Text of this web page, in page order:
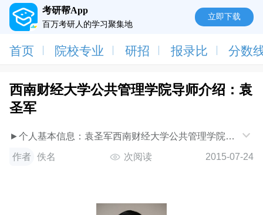
考研帮App
百万考研人的学习聚集地
立即下载
首页 院校专业 研招 报录比 分数
西南财经大学公共管理学院导师介绍：袁
圣军
►个人基本信息：袁圣军西南财经大学公共管理学院四
川成都温江柳台大道555号邮编：611130办公室：通博
楼
作者 佚名 次阅读 2015-07-24